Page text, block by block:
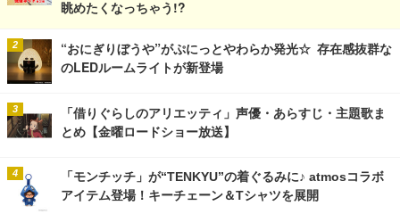
眺めたくなっちゃう!?
“おにぎりぼうや”がぷにっとやわらか発光☆ 存在感抜群な
のLEDルームライトが新登場
「借りぐらしのアリエッティ」声優・あらすじ・主題歌ま
とめ【金曜ロードショー放送】
「モンチッチ」が“TENKYU”の着ぐるみに♪ atmosコラボ
アイテム登場！キーチェーン＆Tシャツを展開